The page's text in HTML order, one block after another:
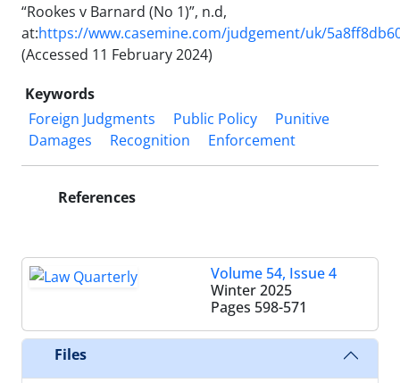
“Rookes v Barnard (No 1)”, n.d,
at:https://www.casemine.com/judgement/uk/
(Accessed 11 February 2024)
Keywords
Foreign Judgments
Public Policy
Punitive
Damages
Recognition Enforcement
References
Volume 54, Issue 4
Winter 2025
Pages 598-571
Files